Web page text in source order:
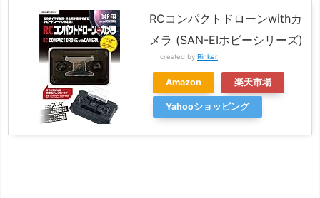
RCコンパクトドローンwithカ
メラ (SAN-EIホビーシリーズ)
created by Rinker
Amazon 楽天市場
Yahooショッピング